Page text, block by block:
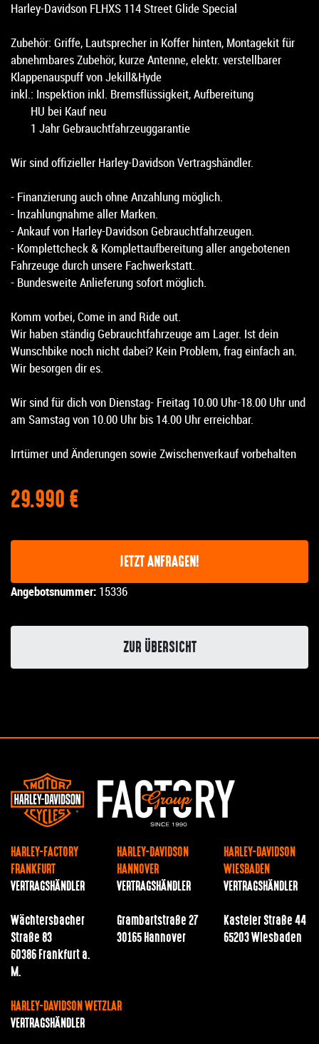
Harley-Davidson FLHXS 114 Street Glide Special
Zubehör: Griffe, Lautsprecher in Koffer hinten, Montagekit für
abnehmbares Zubehör, kurze Antenne, elektr. verstellbarer
Klappenauspuff von Jekill&Hyde
inkl.: Inspektion inkl. Bremsflüssigkeit, Aufbereitung
HU bei Kauf neu
1 Jahr Gebrauchtfahrzeuggarantie
Wir sind offizieller Harley-Davidson Vertragshändler.
- Finanzierung auch ohne Anzahlung möglich.
- Inzahlungnahme aller Marken.
- Ankauf von Harley-Davidson Gebrauchtfahrzeugen.
- Komplettcheck & Komplettaufbereitung aller angebotenen
Fahrzeuge durch unsere Fachwerkstatt.
- Bundesweite Anlieferung sofort möglich.
Komm vorbei, Come in and Ride out.
Wir haben ständig Gebrauchtfahrzeuge am Lager. Ist dein
Wunschbike noch nicht dabei? Kein Problem, frag einfach an.
Wir besorgen dir es.
Wir sind für dich von Dienstag- Freitag 10.00 Uhr-18.00 Uhr und
am Samstag von 10.00 Uhr bis 14.00 Uhr erreichbar.
Irrtümer und Änderungen sowie Zwischenverkauf vorbehalten
29.990 €
JETZT ANFRAGEN!
Angebotsnummer: 15336
ZUR ÜBERSICHT
HARLEY-FACTORY
FRANKFURT
VERTRAGSHÄNDLER
Wächtersbacher
Straße 83
60386 Frankfurt a.
M.
HARLEY-DAVIDSON
HANNOVER
VERTRAGSHÄNDLER
Grambartstraße 27
30165 Hannover
HARLEY-DAVIDSON
WIESBADEN
VERTRAGSHÄNDLER
Kasteler Straße 44
65203 Wiesbaden
HARLEY-DAVIDSON WETZLAR
VERTRAGSHÄNDLER